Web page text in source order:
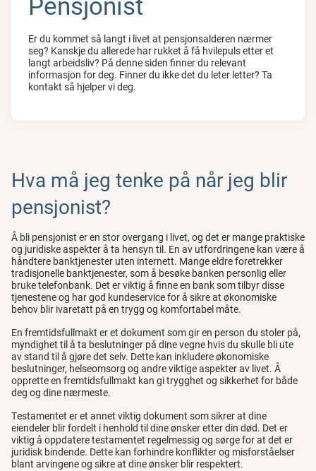
Er du kommet så langt i livet at pensjonsalderen nærmer
seg? Kanskje du allerede har rukket å få hvilepuls etter et
langt arbeidsliv? På denne siden finner du relevant
informasjon for deg. Finner du ikke det du leter letter? Ta
kontakt så hjelper vi deg.
Hva må jeg tenke på når jeg blir
pensjonist?
Å bli pensjonist er en stor overgang i livet, og det er mange praktiske
og juridiske aspekter å ta hensyn til. En av utfordringene kan være å
håndtere banktjenester uten internett. Mange eldre foretrekker
tradisjonelle banktjenester, som å besøke banken personlig eller
bruke telefonbank. Det er viktig å finne en bank som tilbyr disse
tjenestene og har god kundeservice for å sikre at økonomiske
behov blir ivaretatt på en trygg og komfortabel måte.
En fremtidsfullmakt er et dokument som gir en person du stoler på,
myndighet til å ta beslutninger på dine vegne hvis du skulle bli ute
av stand til å gjøre det selv. Dette kan inkludere økonomiske
beslutninger, helseomsorg og andre viktige aspekter av livet. Å
opprette en fremtidsfullmakt kan gi trygghet og sikkerhet for både
deg og dine nærmeste.
Testamentet er et annet viktig dokument som sikrer at dine
eiendeler blir fordelt i henhold til dine ønsker etter din død. Det er
viktig å oppdatere testamentet regelmessig og sørge for at det er
juridisk bindende. Dette kan forhindre konflikter og misforståelser
blant arvingene og sikre at dine ønsker blir respektert.